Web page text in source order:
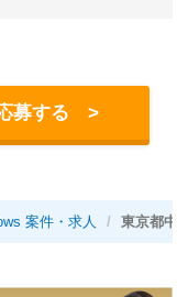
募する >
案件・求人 東京都